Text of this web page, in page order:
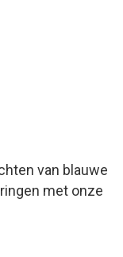
van blauwe
met onze